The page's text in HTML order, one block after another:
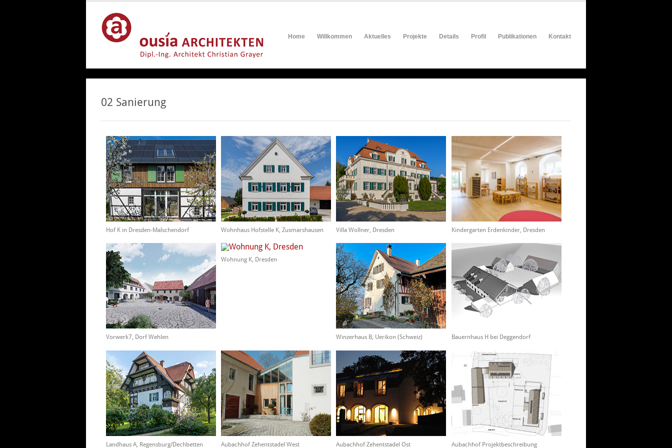
Home Willkommen Aktuelles Projekte Details Profil Publikationen Kontakt
02 Sanierung
Hof K in Dresden-Malschendorf Wohnhaus Hofstelle K, Zusmarshausen Villa Wollner, Dresden Kindergarten Erdenkinder, Dresden
Vorwerk7, Dorf Wehlen
Wohnung K, Dresden
Winzerhaus B, Uerikon (Schweiz) Bauernhaus H bei Deggendorf
Landhaus A, Regensburg/Dechbetten Aubachhof Zehentstadel West Aubachhof Zehentstadel Ost Aubachhof Projektbeschreibung